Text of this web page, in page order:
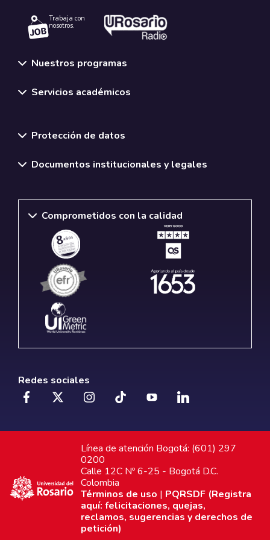
Trabaja con
nosotros.
Nuestros programas
Servicios académicos
Protección de datos
Documentos institucionales y legales
Comprometidos con la calidad
Redes sociales
Línea de atención Bogotá: (601) 297
0200
Calle 12C Nº 6-25 - Bogotá D.C.
Colombia
Términos de uso | PQRSDF (Registra
aquí: felicitaciones, quejas,
reclamos, sugerencias y derechos de
petición)